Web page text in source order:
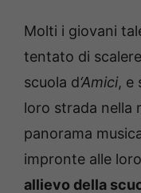
Molti i giovani
tentato di
scuola d‘Amici, e
loro strada nella
panorama
impronte alle
allievo della